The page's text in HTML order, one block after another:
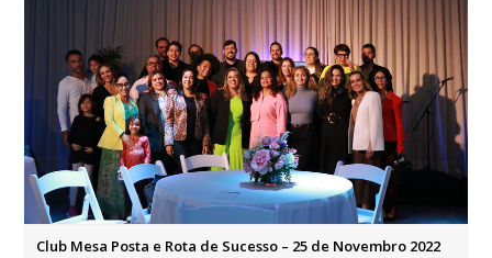
Club Mesa Posta e Rota de Sucesso – 25 de Novembro 2022